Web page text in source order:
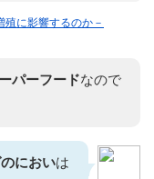
殖に影響するのか－
パーフードなので
においは